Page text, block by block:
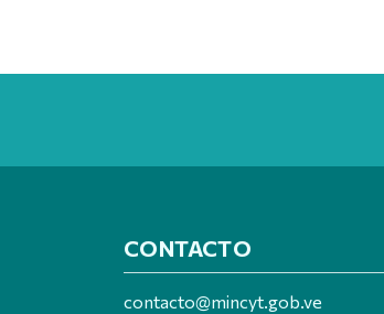
CONTACTO
contacto@mincyt.gob.ve